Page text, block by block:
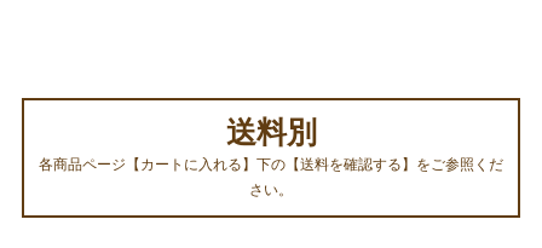
送料別
各商品ページ【カートに入れる】下の【送料を確認する】をご参照くだ
さい。